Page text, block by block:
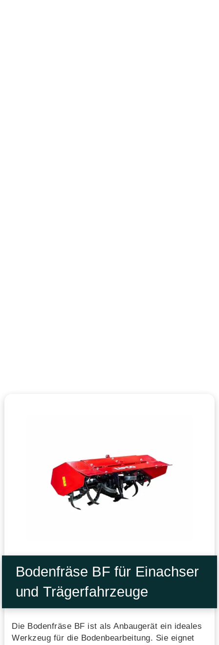
Bodenfräse BF für Einachser
und Trägerfahrzeuge
Die Bodenfräse BF ist als Anbaugerät ein ideales
Werkzeug für die Bodenbearbeitung. Sie eignet